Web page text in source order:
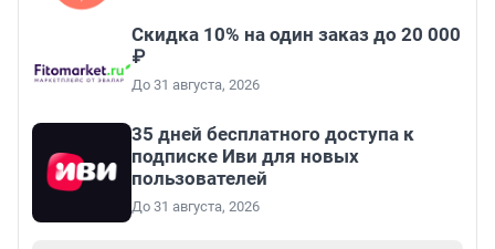
Скидка 10% на один заказ до 20 000
₽
До 31 августа, 2026
35 дней бесплатного доступа к
подписке Иви для новых
пользователей
До 31 августа, 2026